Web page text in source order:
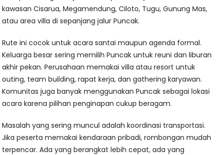
kawasan Cisarua, Megamendung, Ciloto, Tugu, Gunung Mas,
atau area villa di sepanjang jalur Puncak.
Rute ini cocok untuk acara santai maupun agenda formal.
Keluarga besar sering memilih Puncak untuk reuni dan liburan
akhir pekan. Perusahaan memakai villa atau resort untuk
outing, team building, rapat kerja, dan gathering karyawan.
Komunitas juga banyak menggunakan Puncak sebagai lokasi
acara karena pilihan penginapan cukup beragam.
Masalah yang sering muncul adalah koordinasi transportasi.
Jika peserta memakai kendaraan pribadi, rombongan mudah
terpencar. Ada yang berangkat lebih cepat, ada yang